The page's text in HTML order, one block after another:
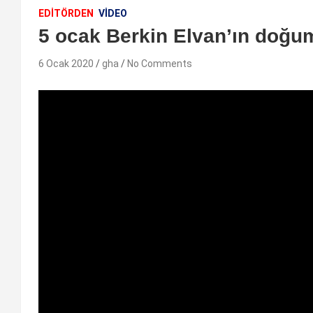
EDİTÖRDEN VIDEO
5 ocak Berkin Elvan’ın
6 Ocak 2020 gha No Comments